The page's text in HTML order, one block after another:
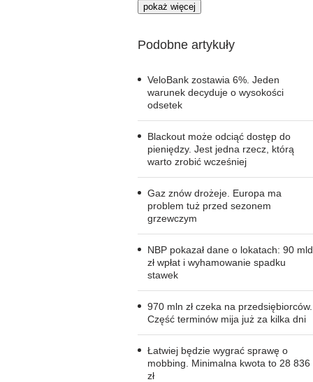
pokaż więcej
Podobne artykuły
VeloBank zostawia 6%. Jeden
warunek decyduje o wysokości
odsetek
Blackout może odciąć dostęp do
pieniędzy. Jest jedna rzecz, którą
warto zrobić wcześniej
Gaz znów drożeje. Europa ma
problem tuż przed sezonem
grzewczym
NBP pokazał dane o lokatach: 90 mld
zł wpłat i wyhamowanie spadku
stawek
970 mln zł czeka na przedsiębiorców.
Część terminów mija już za kilka dni
Łatwiej będzie wygrać sprawę o
mobbing. Minimalna kwota to 28 836
zł